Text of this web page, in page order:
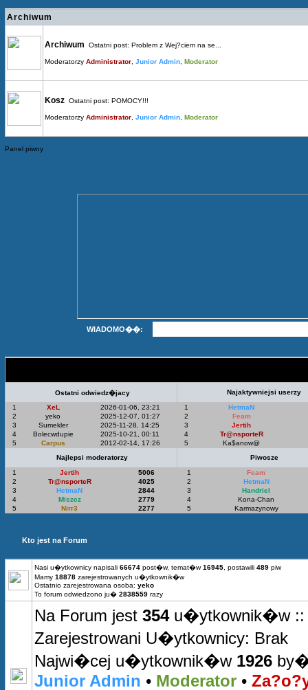
Archiwum
Archiwum Ostatni post: Problem z Wej?ciem na se...
Moderatorzy Administrator Junior Admin Moderator
Kosz Ostatni post: POMOCY!!!
Moderatorzy Administrator Junior Admin Moderator
Panel piwny
WIADOMO��:
Ostatni odwiedz�jacy
Najaktywniejsi userzy
1
XeL
2026-01-06, 23:21
2
yeko
2025-12-07, 01:27
3
Sumekler
2025-11-28, 14:25
4
Bolecwdupie
2025-10-21, 00:11
5
Carpus 2012-02-14, 17:26
1
HetmaN
2
Feam
3
Jertih
4
Tr@nsporteR
5
Ka$anow@
Najlepsi moderatorzy
Piwosze
1
Jertih
5006
2
Tr@nsporteR
4025
3
HetmaN
2844
4
Miszcz
2779
5
Nirr3 2277
1
Feam
2
HetmaN
3
Handriel
4
Kona-Chan
5
Karmazynowy
Kto jest na Forum
Nasi u�ytkownicy napisali 66674 post�w, temat�w16945 , postawili 489 piw
Mamy 18878 zarejestrowanych u�ytkownik�w
Ostatnio zarejestrowana osoba: yeko
To forum odwiedzono ju� 2838559 razy
Na Forum jest 354u�ytkownik�w ::
Zarejestrowani U�ytkownicy: Brak
Najwi�cej u�ytkownik�w 1926
Junior Admin • Moderator •